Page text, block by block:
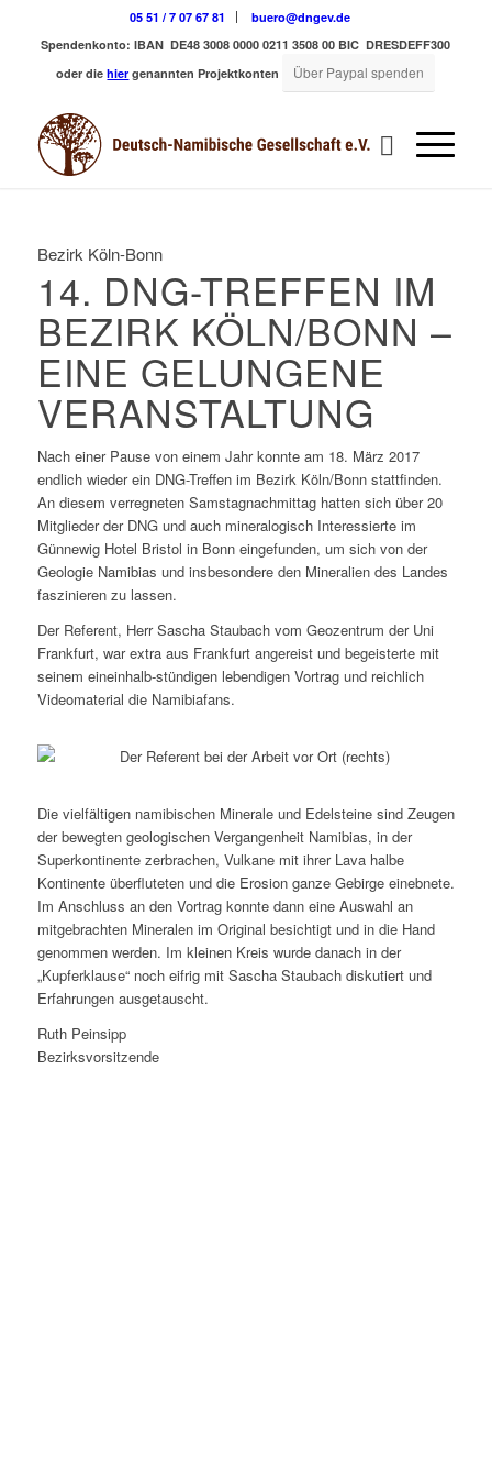
05 51 / 7 07 67 81
buero@dngev.de
Spendenkonto: IBAN DE48 3008 0000 0211 3508 00 BIC DRESDEFF300
oder diehier genannten Projektkonten Über Paypal spenden
Bezirk Köln-Bonn
14. DNG-TREFFEN IM
BEZIRK KÖLN/BONN –
EINE GELUNGENE
VERANSTALTUNG
Nach einer Pause von einem Jahr konnte am 18. März 2017
endlich wieder ein DNG-Treffen im Bezirk Köln/Bonn stattfinden.
An diesem verregneten Samstagnachmittag hatten sich über 20
Mitglieder der DNG und auch mineralogisch Interessierte im
Günnewig Hotel Bristol in Bonn eingefunden, um sich von der
Geologie Namibias und insbesondere den Mineralien des Landes
faszinieren zu lassen.
Der Referent, Herr Sascha Staubach vom Geozentrum der Uni
Frankfurt, war extra aus Frankfurt angereist und begeisterte mit
seinem eineinhalb-stündigen lebendigen Vortrag und reichlich
Videomaterial die Namibiafans.
Die vielfältigen namibischen Minerale und Edelsteine sind Zeugen
der bewegten geologischen Vergangenheit Namibias, in der
Superkontinente zerbrachen, Vulkane mit ihrer Lava halbe
Kontinente überfluteten und die Erosion ganze Gebirge einebnete.
Im Anschluss an den Vortrag konnte dann eine Auswahl an
mitgebrachten Mineralen im Original besichtigt und in die Hand
genommen werden. Im kleinen Kreis wurde danach in der
„Kupferklause“ noch eifrig mit Sascha Staubach diskutiert und
Erfahrungen ausgetauscht.
Ruth Peinsipp
Bezirksvorsitzende